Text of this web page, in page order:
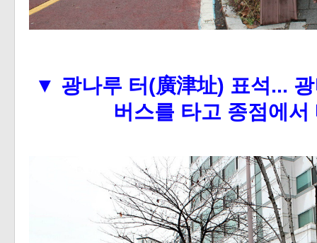
▼ 광나루 터(廣津址) 표석...
버스를 타고 종점에서